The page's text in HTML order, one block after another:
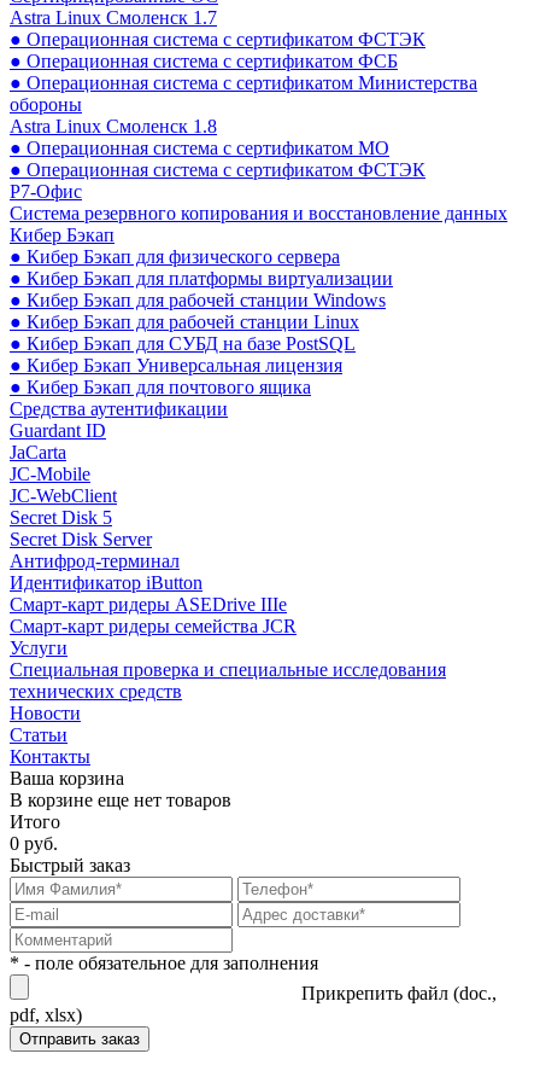
Astra Linux Смоленск 1.7
● Операционная система с сертификатом ФСТЭК
● Операционная система с сертификатом ФСБ
● Операционная система с сертификатом Министерства
обороны
Astra Linux Смоленск 1.8
● Операционная система с сертификатом МО
● Операционная система с сертификатом ФСТЭК
Р7-Офис
Система резервного копирования и восстановление данных
Кибер Бэкап
● Кибер Бэкап для физического сервера
● Кибер Бэкап для платформы виртуализации
● Кибер Бэкап для рабочей станции Windows
● Кибер Бэкап для рабочей станции Linux
● Кибер Бэкап для СУБД на базе PostSQL
● Кибер Бэкап Универсальная лицензия
● Кибер Бэкап для почтового ящика
Средства аутентификации
Guardant ID
JaCarta
JC-Mobile
JC-WebClient
Secret Disk 5
Secret Disk Server
Антифрод-терминал
Идентификатор iButton
Смарт-карт ридеры ASEDrive IIIe
Смарт-карт ридеры семейства JCR
Услуги
Специальная проверка и специальные исследования
технических средств
Новости
Статьи
Контакты
Ваша корзина
В корзине еще нет товаров
Итого
0 руб.
Быстрый заказ
* - поле обязательное для заполнения
Прикрепить файл (doc.,
pdf, xlsx)